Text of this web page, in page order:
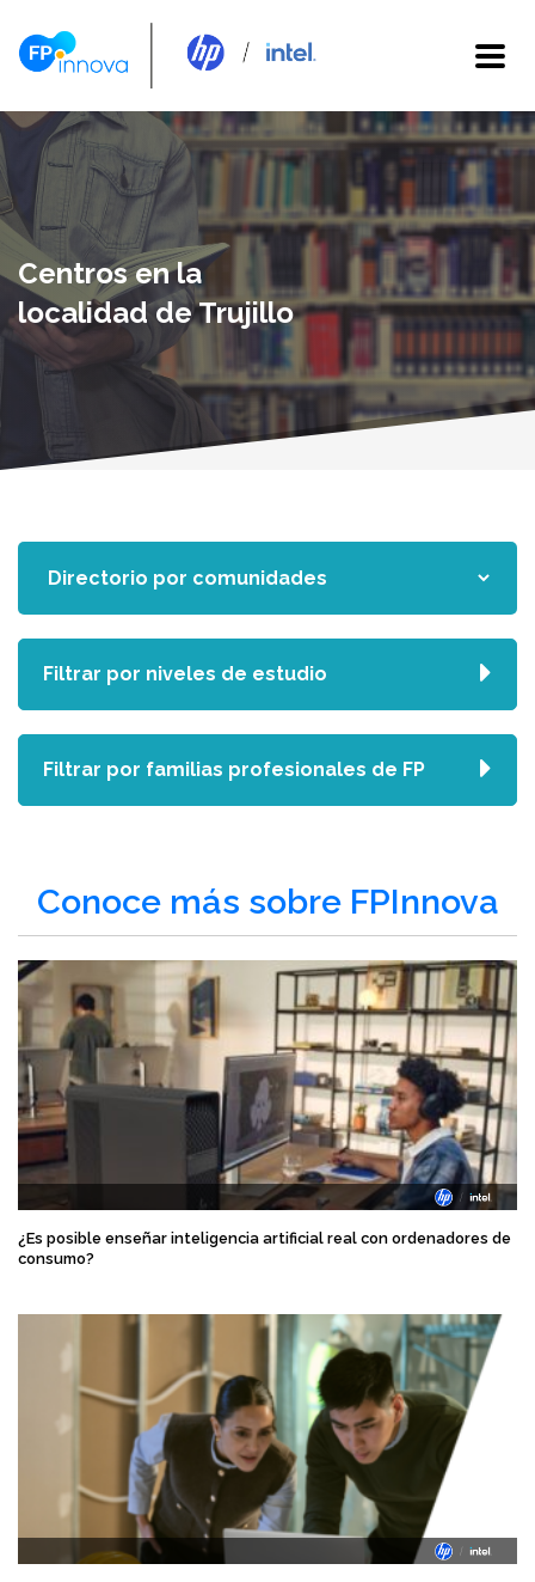
Centros en la
localidad de Trujillo
Conoce más sobre FPInnova
¿Es posible enseñar inteligencia artificial real con ordenadores de
consumo?
Filtrar por niveles de estudio
Filtrar por familias profesionales de FP